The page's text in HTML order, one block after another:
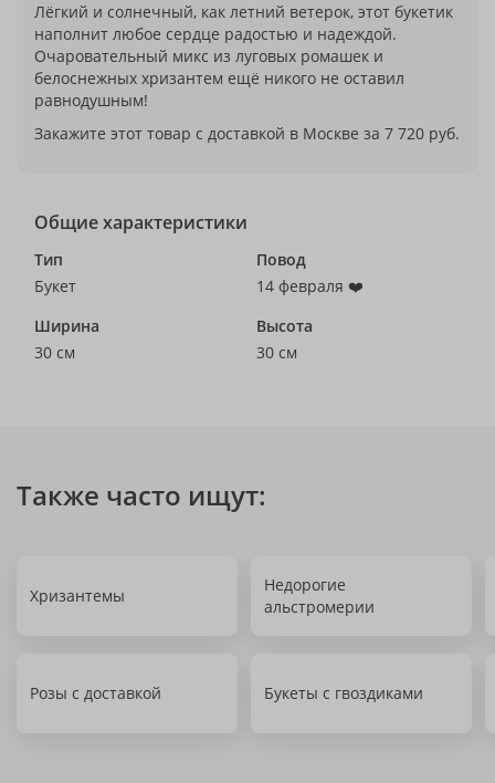
Лёгкий и солнечный, как летний ветерок, этот букетик
наполнит любое сердце радостью и надеждой.
Очаровательный микс из луговых ромашек и
белоснежных хризантем ещё никого не оставил
равнодушным!
Закажите этот товар с доставкой в Москве за 7 720 руб.
Общие характеристики
Тип
Букет
Повод
14 февраля ❤️
Ширина
30 см
Высота
30 см
Также часто ищут:
Хризантемы
Недорогие
альстромерии
Розы с доставкой Букеты с гвоздиками